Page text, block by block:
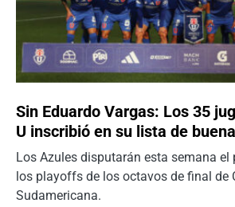
Sin Eduardo Vargas: Los 35
U inscribió en su lista de
Los Azules disputarán esta semana el
los playoffs de los octavos de final de
Sudamericana.